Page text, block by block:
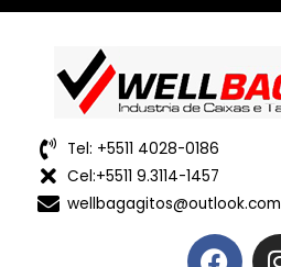
Tel: +5511 4028-0186
Cel:+5511 9.3114-1457
wellbagagitos@outlook.com